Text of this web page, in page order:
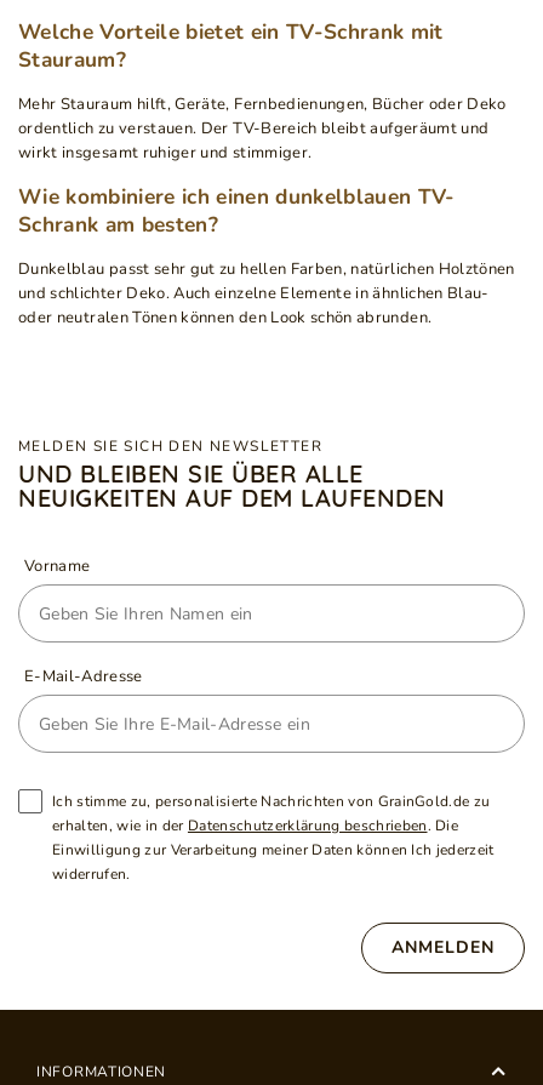
Welche Vorteile bietet ein TV-Schrank mit
Stauraum?
Mehr Stauraum hilft, Geräte, Fernbedienungen, Bücher oder Deko
ordentlich zu verstauen. Der TV-Bereich bleibt aufgeräumt und
wirkt insgesamt ruhiger und stimmiger.
Wie kombiniere ich einen dunkelblauen TV-
Schrank am besten?
Dunkelblau passt sehr gut zu hellen Farben, natürlichen Holztönen
und schlichter Deko. Auch einzelne Elemente in ähnlichen Blau-
oder neutralen Tönen können den Look schön abrunden.
MELDEN SIE SICH DEN NEWSLETTER
UND BLEIBEN SIE ÜBER ALLE
NEUIGKEITEN AUF DEM LAUFENDEN
Vorname
E-Mail-Adresse
Ich stimme zu, personalisierte Nachrichten von GrainGold.de zu
erhalten, wie in der Datenschutzerklärung beschrieben. Die
Einwilligung zur Verarbeitung meiner Daten können Ich jederzeit
widerrufen.
ANMELDEN
INFORMATIONEN